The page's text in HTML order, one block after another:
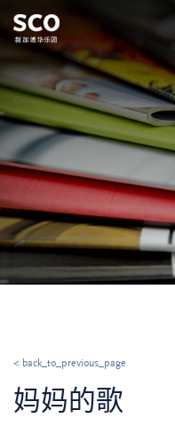
< back_to_previous_page
妈妈的歌